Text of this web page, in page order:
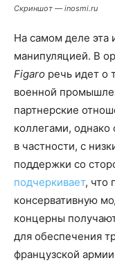
Скриншот — inosmi.ru
На самом деле эта
манипуляцией. В
Figaro речь идет о
военной
партнерские
коллегами, однако
в частности, с
поддержки со
подчеркивает, что
консервативную
концерны
для обеспечения
французской